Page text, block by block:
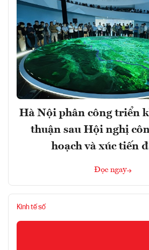
Hà Nội phân công triển
thuận sau Hội nghị
hoạch và xúc tiến
Đọc ngay
Kinh tế số